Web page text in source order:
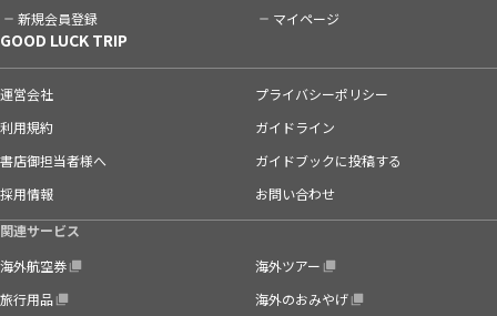
新規会員登録 マイページ
GOOD LUCK TRIP
運営会社
プライバシーポリシー
利用規約
ガイドライン
書店御担当者様へ
ガイドブックに投稿する
採用情報
お問い合わせ
関連サービス
海外航空券
海外ツアー
旅行用品
海外のおみやげ